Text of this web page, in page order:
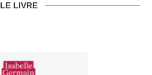
LE LIVRE